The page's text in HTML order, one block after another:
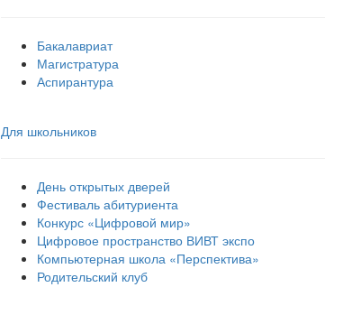
Бакалавриат
Магистратура
Аспирантура
Для школьников
День открытых дверей
Фестиваль абитуриента
Конкурс «Цифровой мир»
Цифровое пространство ВИВТ экспо
Компьютерная школа «Перспектива»
Родительский клуб